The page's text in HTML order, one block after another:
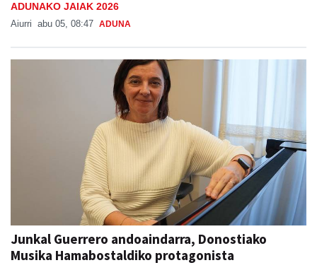
ADUNAKO JAIAK 2026
Aiurri abu 05, 08:47 ADUNA
Junkal Guerrero andoaindarra, Donostiako
Musika Hamabostaldiko protagonista